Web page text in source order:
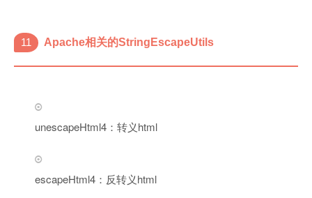
11 Apache相关的StringEscapeUtils
unescapeHtml4：转义html
escapeHtml4：反转义html